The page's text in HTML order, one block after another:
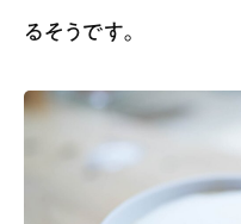
るそうです。